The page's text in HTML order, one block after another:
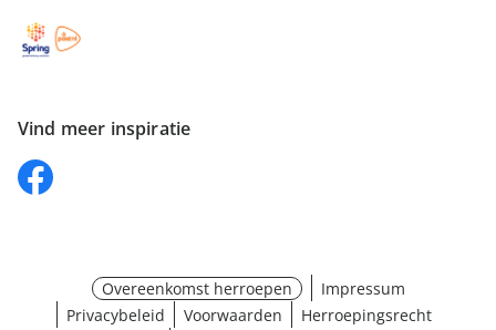
Vind meer inspiratie
Overeenkomst herroepen
Impressum
Privacybeleid
Voorwaarden
Herroepingsrecht